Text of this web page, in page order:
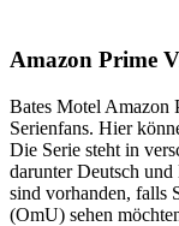
Amazon Prime
Bates Motel Amazon
Serienfans. Hier
Die Serie steht in
darunter Deutsch
sind vorhanden, falls
(OmU) sehen